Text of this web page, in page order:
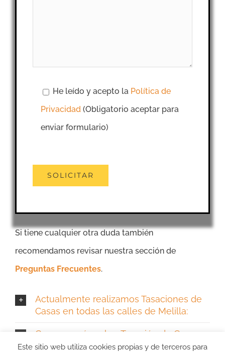
He leído y acepto la Política de
Privacidad (Obligatorio aceptar para
enviar formulario)
Si tiene cualquier otra duda también
recomendamos revisar nuestra sección de
Preguntas Frecuentes.
Actualmente realizamos Tasaciones de
Casas en todas las calles de Melilla:
Conocer más sobre Tasación de Casa en
Melilla
Este sitio web utiliza cookies propias y de terceros para